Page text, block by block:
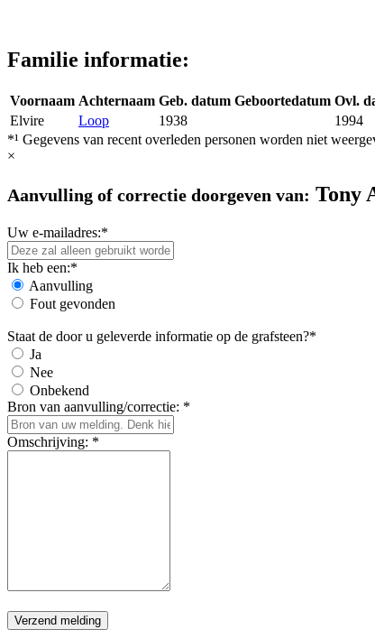
Familie informatie:
Voornaam Achternaam Geb. datum Geboortedatum Ovl.
Elvire
Loop 1938 1994
*¹ Gegevens van recent overleden personen worden niet
×
Aanvulling of correctie doorgeven van: Tony
Uw e-mailadres:*
Ik heb een:*
Aanvulling
Fout gevonden
Staat de door u geleverde informatie op de grafsteen?*
Ja
Nee
Onbekend
Bron van aanvulling/correctie: *
Omschrijving: *